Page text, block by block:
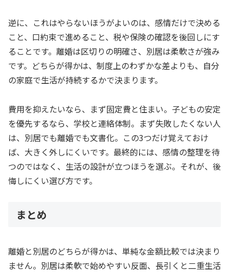
逆に、これはやらないほうがよいのは、感情だけで決める
こと、口約束で進めること、税や保険の確認を後回しにす
ることです。離婚は区切りの明確さ、別居は柔軟さが強み
です。どちらが得かは、制度上のわずかな差よりも、自分
の家庭で生活が持続するかで決まります。
費用を抑えたいなら、まず固定費と住まい。子どもの安定
を優先するなら、学校と連絡体制。まず失敗したくない人
は、別居でも離婚でも文書化。この3つだけ覚えておけ
ば、大きく外しにくいです。最終的には、感情の整理を待
つのではなく、生活の設計が立つほうを選ぶ。それが、後
悔しにくい選び方です。
まとめ
離婚と別居のどちらが得かは、単純な金額比較では決まり
ません。別居は柔軟で始めやすい反面、長引くと二重生活